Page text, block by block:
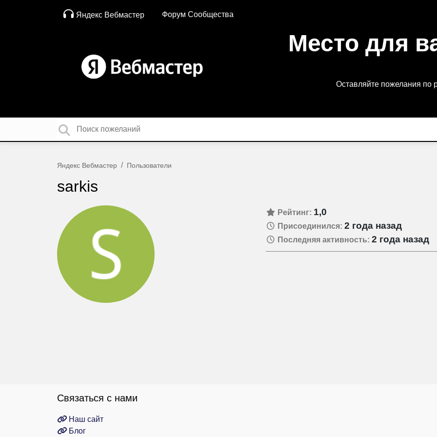
Яндекс Вебмастер Форум Сообщества
Место для
Оставляйте пожелания по
Яндекс Вебмастер Пользователи
sarkis
Рейтинг: 1,0
Присоединился: 2 года назад
Последняя активность: 2 года назад
Связаться с нами
Наш сайт
Блог